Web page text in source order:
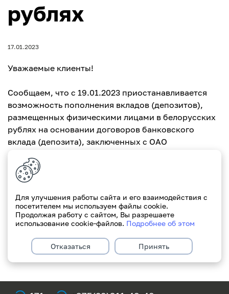
рублях
17.01.2023
Уважаемые клиенты!
Сообщаем, что с 19.01.2023 приостанавливается
возможность пополнения вкладов (депозитов),
размещенных физическими лицами в белорусских
рублях на основании договоров банковского
вклада (депозита), заключенных с ОАО
«Клевер» сроком размещения 18, 24 и 36 месяцев
со ставкой 10% годовых и более.
Ваш Paritetbank
Для улучшения работы сайта и его взаимодействия с
посетителем мы используем файлы cookie.
Продолжая работу с сайтом, Вы разрешаете
использование cookie-файлов. Подробнее об этом
Отказаться Принять